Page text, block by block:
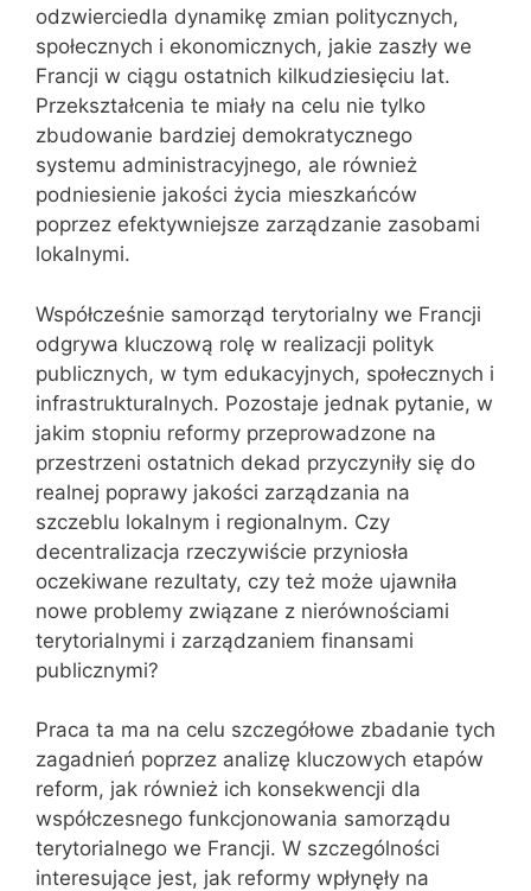
odzwierciedla dynamikę zmian politycznych,
społecznych i ekonomicznych, jakie zaszły we
Francji w ciągu ostatnich kilkudziesięciu lat.
Przekształcenia te miały na celu nie tylko
zbudowanie bardziej demokratycznego
systemu administracyjnego, ale również
podniesienie jakości życia mieszkańców
poprzez efektywniejsze zarządzanie zasobami
lokalnymi.
Współcześnie samorząd terytorialny we Francji
odgrywa kluczową rolę w realizacji polityk
publicznych, w tym edukacyjnych, społecznych i
infrastrukturalnych. Pozostaje jednak pytanie, w
jakim stopniu reformy przeprowadzone na
przestrzeni ostatnich dekad przyczyniły się do
realnej poprawy jakości zarządzania na
szczeblu lokalnym i regionalnym. Czy
decentralizacja rzeczywiście przyniosła
oczekiwane rezultaty, czy też może ujawniła
nowe problemy związane z nierównościami
terytorialnymi i zarządzaniem finansami
publicznymi?
Praca ta ma na celu szczegółowe zbadanie tych
zagadnień poprzez analizę kluczowych etapów
reform, jak również ich konsekwencji dla
współczesnego funkcjonowania samorządu
terytorialnego we Francji. W szczególności
interesujące jest, jak reformy wpłynęły na